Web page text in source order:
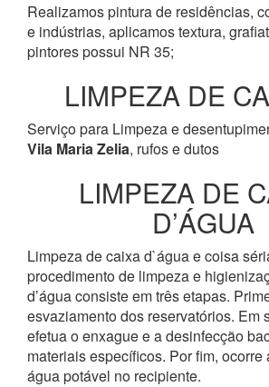
Realizamos pintura de residências,
e indústrias, aplicamos textura,
pintores possui NR 35;
LIMPEZA DE
Serviço para Limpeza e
Vila Maria Zelia, rufos e dutos
LIMPEZA DE
D’ÁGUA
Limpeza de caixa d`água e coisa
procedimento de limpeza e
d’água consiste em três etapas.
esvaziamento dos reservatórios. Em
efetua o enxague e a desinfecção
materiais específicos. Por fim, ocorre
água potável no recipiente.